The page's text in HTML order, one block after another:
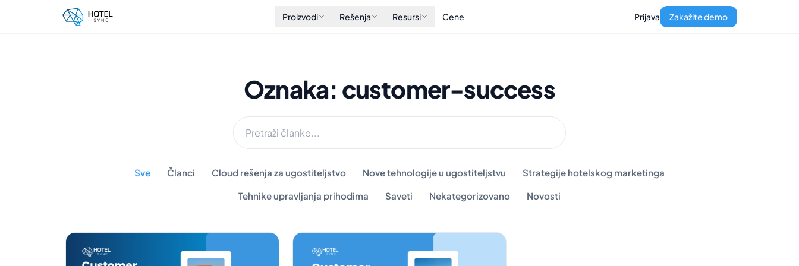
Proizvodi Rešenja Resursi Cene Prijava Zakažite demo
Oznaka: customer-success
Sve Članci Cloud rešenja za ugostiteljstvo Nove tehnologije u ugostiteljstvu Strategije hotelskog marketinga
Tehnike upravljanja prihodima Saveti Nekategorizovano Novosti